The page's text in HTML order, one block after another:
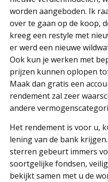
worden aangeboden. Ik
over te gaan op de koop,
kreeg een restyle met
er werd een nieuwe
Ook kun je werken met
prijzen kunnen oplopen
Maak dan gratis een
rendement zal zeer
andere
Het rendement is voor u,
lening van de bank
sterren gebeurt immers
soortgelijke fondsen,
bekijkt samen met u de